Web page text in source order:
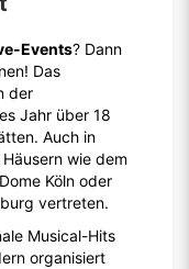
Events? Dann
Das
der
Jahr über 18
Auch in
wie dem
Köln oder
vertreten.
Musical-Hits
organisiert